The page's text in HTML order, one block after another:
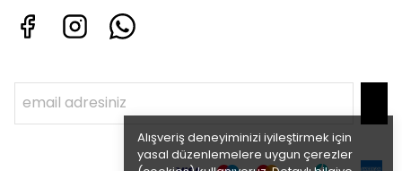
Alışveriş deneyiminizi iyileştirmek için
yasal düzenlemelere uygun çerezler